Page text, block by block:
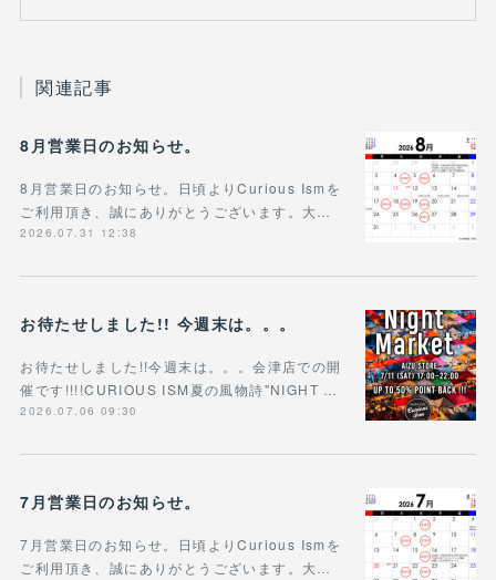
関連記事
8月営業日のお知らせ。
8月営業日のお知らせ。日頃よりCurious Ismを
ご利用頂き、誠にありがとうございます。大…
2026.07.31 12:38
お待たせしました!! 今週末は。。。
お待たせしました!!今週末は。。。会津店での開
催です!!!!CURIOUS ISM夏の風物詩"NIGHT …
2026.07.06 09:30
7月営業日のお知らせ。
7月営業日のお知らせ。日頃よりCurious Ismを
ご利用頂き、誠にありがとうございます。大…